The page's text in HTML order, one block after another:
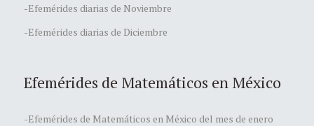
-Efemérides diarias de Noviembre
-Efemérides diarias de Diciembre
Efemérides de Matemáticos en México
-Efemérides de Matemáticos en México del mes de enero